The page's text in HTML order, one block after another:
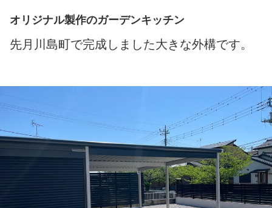
オリジナル製作のガーデンキッチン
先月川島町で完成しました大きな外構です。